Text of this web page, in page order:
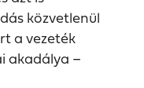
közvetlenül
a vezeték
akadálya –